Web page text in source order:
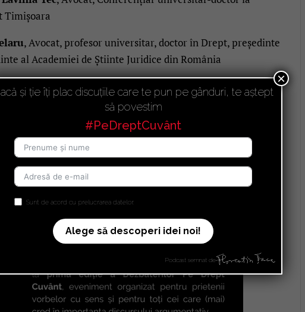
Timișoara
, Avocat, profesor universitar, doctor în Drept, președinte
al Academiei de Știinte Juridice din România
viitoare întâlniri
și ție îți plac discuțiile care te pun pe gânduri, te aștept
să povestim
#PeDreptCuvânt
Sunt de acord cu prelucrarea datelor.
Alege să descoperi idei noi!
Podcast semnat de
×